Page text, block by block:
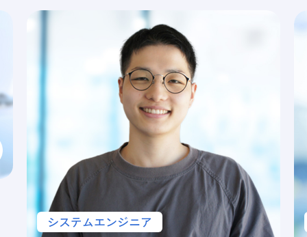
システムエンジニア